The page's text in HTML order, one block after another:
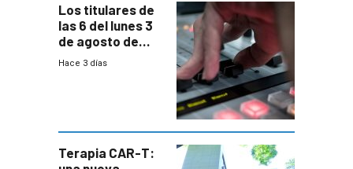
Los titulares de
las 6 del lunes 3
de agosto de
2026
Hace 3 días
Terapia CAR-T: